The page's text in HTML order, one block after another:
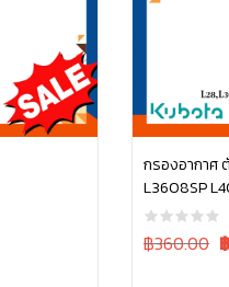
กรองอากาศ
L3608SP
31090B
Original
฿360.00 ฿